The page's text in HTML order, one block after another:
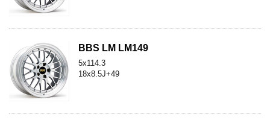
BBS LM LM149
5x114.3
18x8.5J+49